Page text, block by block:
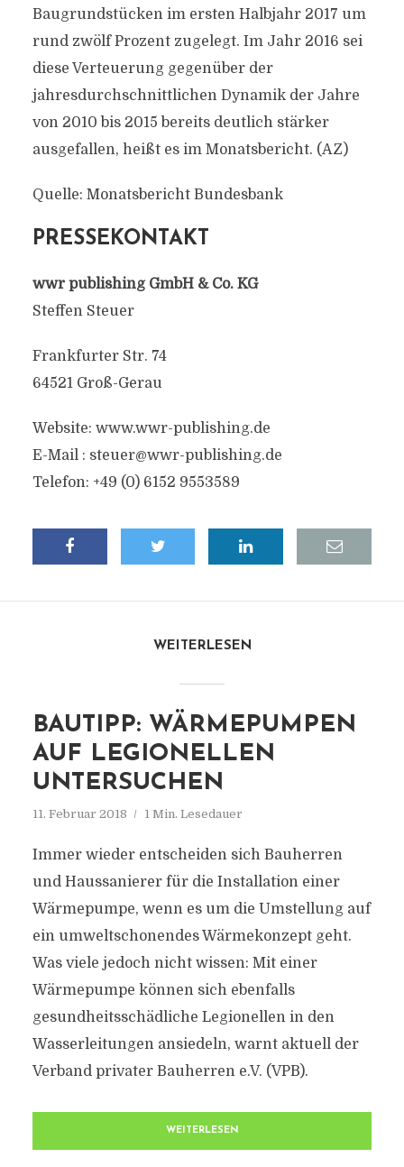
Baugrundstücken im ersten Halbjahr 2017 um
rund zwölf Prozent zugelegt. Im Jahr 2016 sei
diese Verteuerung gegenüber der
jahresdurchschnittlichen Dynamik der Jahre
von 2010 bis 2015 bereits deutlich stärker
ausgefallen, heißt es im Monatsbericht. (AZ)
Quelle: Monatsbericht Bundesbank
PRESSEKONTAKT
wwr publishing GmbH & Co. KG
Steffen Steuer
Frankfurter Str. 74
64521 Groß-Gerau
Website: www.wwr-publishing.de
E-Mail : steuer@wwr-publishing.de
Telefon: +49 (0) 6152 9553589
WEITERLESEN
BAUTIPP: WÄRMEPUMPEN
AUF LEGIONELLEN
UNTERSUCHEN
11. Februar 2018 1 Min. Lesedauer
Immer wieder entscheiden sich Bauherren
und Haussanierer für die Installation einer
Wärmepumpe, wenn es um die Umstellung auf
ein umweltschonendes Wärmekonzept geht.
Was viele jedoch nicht wissen: Mit einer
Wärmepumpe können sich ebenfalls
gesundheitsschädliche Legionellen in den
Wasserleitungen ansiedeln, warnt aktuell der
Verband privater Bauherren e.V. (VPB).
WEITERLESEN